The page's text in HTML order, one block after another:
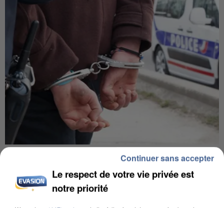
L’UN DES FONDATEURS SUPPOSÉS DE LA DZ
Le respect de votre vie privée est
notre priorité
Continuer sans accepter